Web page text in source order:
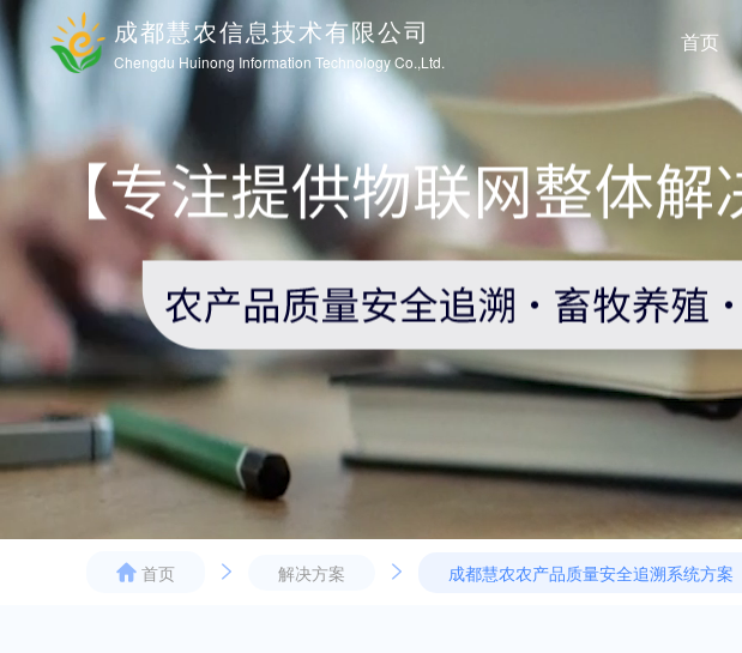
成都慧农信息技术有限公司
Chengdu Huinong Information Technology Co.,Ltd.
首页
首页 解决方案 成都慧农农产品质量安全追溯系统方案